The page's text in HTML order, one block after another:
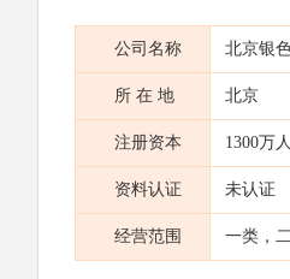
公司名称 北京银
所 在 地 北京
注册资本 1300万
资料认证 未认证
经营范围 一类，